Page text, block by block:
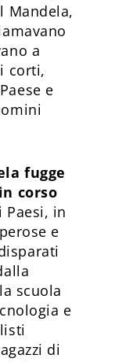
Mandela,
a
corti,
e
fugge
corso
Paesi, in
e
scuola
e
di